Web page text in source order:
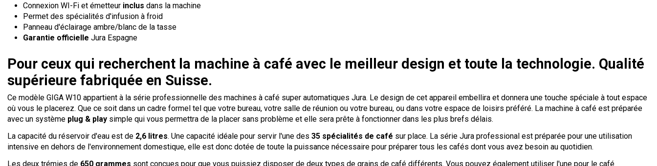
Connexion WI-Fi et émetteur inclus dans la machine
Permet des spécialités d'infusion à froid
Panneau d'éclairage ambre/blanc de la tasse
Garantie officielle Jura Espagne
Pour ceux qui recherchent la machine à café avec le meilleur design et toute la technologie. Qualité
supérieure fabriquée en Suisse.
Ce modèle GIGA W10 appartient à la série professionnelle des machines à café super automatiques Jura. Le design de cet appareil embellira et donnera une touche spéciale à tout espace
où vous le placerez. Que ce soit dans un cadre formel tel que votre bureau, votre salle de réunion ou votre bureau, ou dans votre espace de loisirs préféré. La machine à café est préparée
avec un système plug & play simple qui vous permettra de la placer sans problème et elle sera prête à fonctionner dans les plus brefs délais.
La capacité du réservoir d'eau est de 2,6 litres. Une capacité idéale pour servir l'une des 35 spécialités de café sur place. La série Jura professional est préparée pour une utilisation
intensive en dehors de l'environnement domestique, elle est donc dotée de toute la puissance nécessaire pour préparer tous les cafés dont vous avez besoin au quotidien.
Les deux trémies de 650 grammes sont conçues pour que vous puissiez disposer de deux types de grains de café différents. Vous pouvez également utiliser l'une pour le café